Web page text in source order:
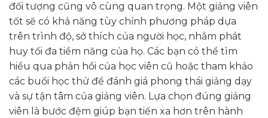
đối tượng cũng vô cùng quan trọng. Một giảng viên
tốt sẽ có khả năng tùy chỉnh phương pháp dựa
trên trình độ, sở thích của người học, nhằm phát
huy tối đa tiềm năng của họ. Các bạn có thể tìm
hiểu qua phản hồi của học viên cũ hoặc tham khảo
các buổi học thử để đánh giá phong thái giảng dạy
và sự tận tâm của giảng viên. Lựa chọn đúng giảng
viên là bước đệm giúp bạn tiến xa hơn trên hành